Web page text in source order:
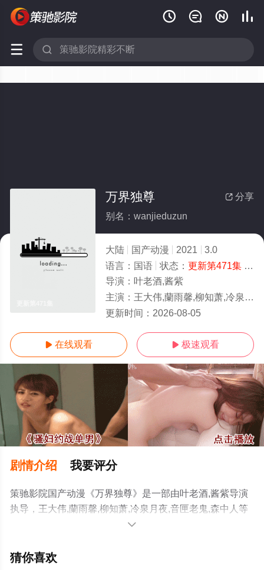
   
 
 分享
万界独尊
别名：wanjieduzun
大陆 国产动漫 2021
3.0
语言： 国语 状态： 更新第471集- 免费在线观看
导演： 叶老酒,酱紫
主演： 王大伟,蘭雨馨,柳知萧,冷泉月夜,音匣老鬼,森中人
更新时间： 2026-08-05
 在线观看  极速观看
剧情介绍 我要评分
策驰影院国产动漫《万界独尊》是一部由叶老酒,酱紫导演
执导，王大伟,蘭雨馨,柳知萧,冷泉月夜,音匣老鬼,森中人等
演员精彩演绎的大陆动漫，手机免费观看高清无删减完整
动漫、电视猫或剧情网等平台了解。

猜你喜欢